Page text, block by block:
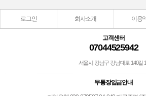
로그인 회사소개 이용
고객센터
07044525942
서울시 강남구 강남대로 140길
무통장입금안내